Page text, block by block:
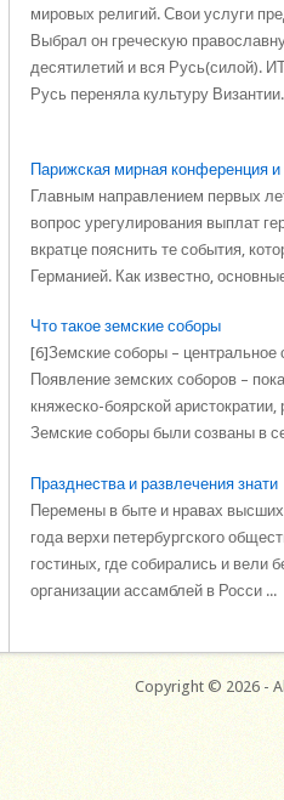
мировых религий. Свои услуги
Выбрал он греческую
десятилетий и вся Русь(силой).
Русь переняла культуру
Парижская мирная конференция
Главным направлением первых
вопрос урегулирования выплат
вкратце пояснить те события,
Германией. Как известно,
Что такое земские соборы
[6]Земские соборы – центральное
Появление земских соборов –
княжеско-боярской
Земские соборы были созваны в
Празднества и развлечения знати
Перемены в быте и нравах
года верхи петербургского
гостиных, где собирались и вели
организации ассамблей в Росси ...
Copyright © 2026 -